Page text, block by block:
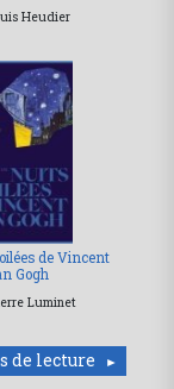
Heudier
de Vincent
Gogh
Luminet
de lecture